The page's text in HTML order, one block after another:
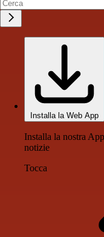
Installa la Web App
Installa la nostra
notizie
Tocca